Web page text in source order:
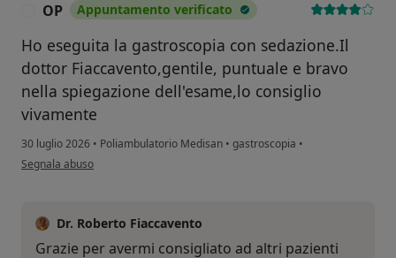
OP Appuntamento verificato
Ho eseguita la gastroscopia con sedazione.Il
dottor Fiaccavento,gentile, puntuale e bravo
nella spiegazione dell'esame,lo consiglio
vivamente
30 luglio 2026 • Poliambulatorio Medisan • gastroscopia •
secondo l'opinione dell'utente OP
Segnala abuso
Dr. Roberto Fiaccavento
Grazie per avermi consigliato ad altri pazienti